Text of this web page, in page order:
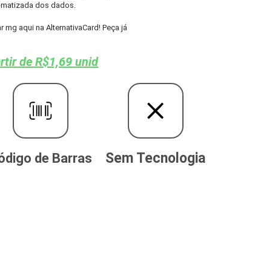
dos dados.
aqui na AlternativaCard! Peça já
de R$1,69 unid
de Barras Sem Tecnologia